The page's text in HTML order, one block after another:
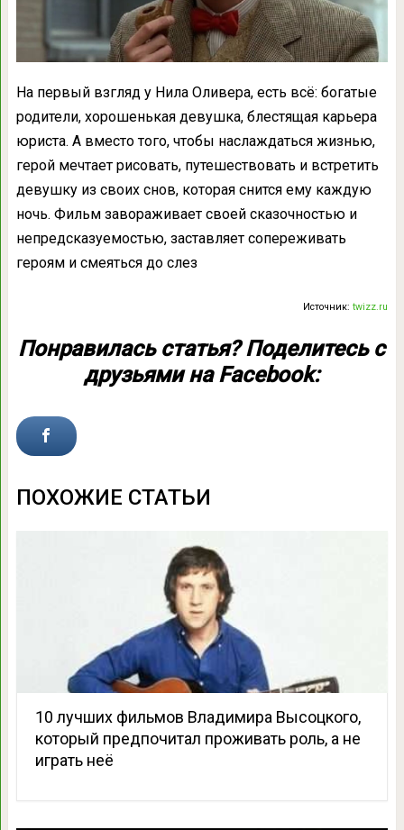
На первый взгляд у Нила Оливера, есть всё: богатые
родители, хорошенькая девушка, блестящая карьера
юриста. А вместо того, чтобы наслаждаться жизнью,
герой мечтает рисовать, путешествовать и встретить
девушку из своих снов, которая снится ему каждую
ночь. Фильм завораживает своей сказочностью и
непредсказуемостью, заставляет сопереживать
героям и смеяться до слез
Источник:twizz.ru
Понравилась статья? Поделитесь с
друзьями на Facebook:
ПОХОЖИЕ СТАТЬИ
10 лучших фильмов Владимира Высоцкого,
который предпочитал проживать роль, а не
играть неё